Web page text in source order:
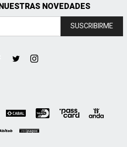
NOVEDADES
SUSCRIBIRME
 